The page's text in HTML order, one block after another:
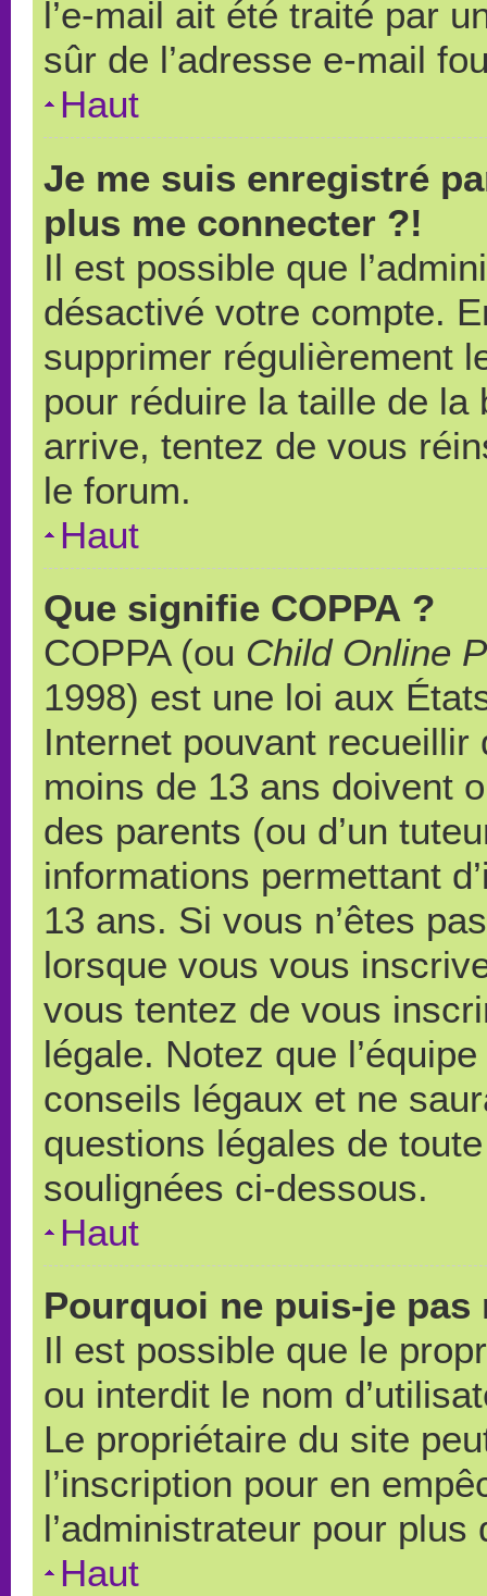
l’e-mail ait été traité par
sûr de l’adresse e-mail
Haut
Je me suis enregistré
plus me connecter ?!
Il est possible que
désactivé votre compte.
supprimer régulièrement
pour réduire la taille de
arrive, tentez de vous
le forum.
Haut
Que signifie COPPA ?
COPPA (ou Child Online
1998) est une loi aux
Internet pouvant
moins de 13 ans doivent
des parents (ou d’un
informations permettant
13 ans. Si vous n’êtes
lorsque vous vous
vous tentez de vous
légale. Notez que
conseils légaux et ne
questions légales de
soulignées ci-dessous.
Haut
Pourquoi ne puis-je pas
Il est possible que le
ou interdit le nom
Le propriétaire du site
l’inscription pour en
l’administrateur pour
Haut